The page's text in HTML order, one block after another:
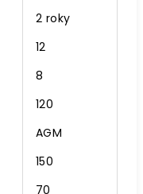
2 roky
12
8
120
AGM
150
70